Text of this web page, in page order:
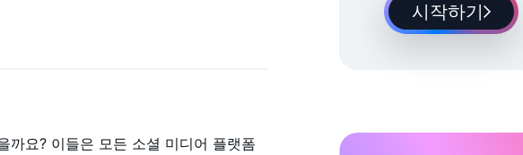
시작하기
요? 이들은 모든 소셜 미디어 플랫폼